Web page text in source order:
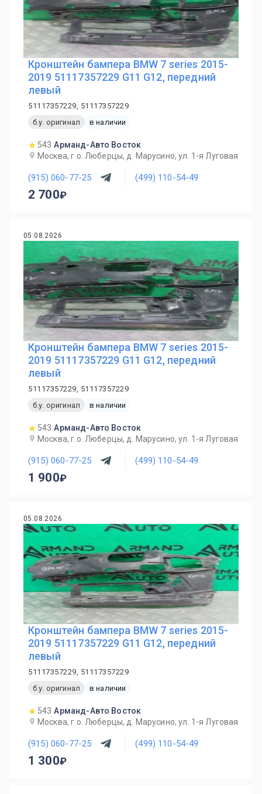
Кронштейн бампера BMW 7 series 2015-
2019 51117357229 G11 G12, передний
левый
51117357229, 51117357229
б.у. оригинал
в наличии
543 Арманд-Авто Восток
Москва, г.о. Люберцы, д. Марусино, ул. 1-я Луговая
(915) 060-77-25 (499) 110-54-49
2 700
05.08.2026
Кронштейн бампера BMW 7 series 2015-
2019 51117357229 G11 G12, передний
левый
51117357229, 51117357229
б.у. оригинал
в наличии
543 Арманд-Авто Восток
Москва, г.о. Люберцы, д. Марусино, ул. 1-я Луговая
(915) 060-77-25 (499) 110-54-49
1 900
05.08.2026
Кронштейн бампера BMW 7 series 2015-
2019 51117357229 G11 G12, передний
левый
51117357229, 51117357229
б.у. оригинал
в наличии
543 Арманд-Авто Восток
Москва, г.о. Люберцы, д. Марусино, ул. 1-я Луговая
(915) 060-77-25 (499) 110-54-49
1 300